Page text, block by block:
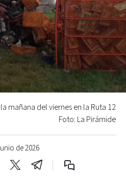
de 2026
mañana del viernes en la Ruta 12
Foto: La Pirámide